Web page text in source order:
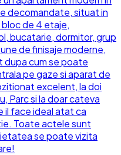
decomandate, situat in
bloc de 4 etaje,
bucatarie, dormitor, grup
de finisaje moderne,
dupa cum se poate
pe gaze si aparat de
excelent, la doi
Parc si la doar cateva
il face ideal atat ca
Toate actele sunt
se poate vizita